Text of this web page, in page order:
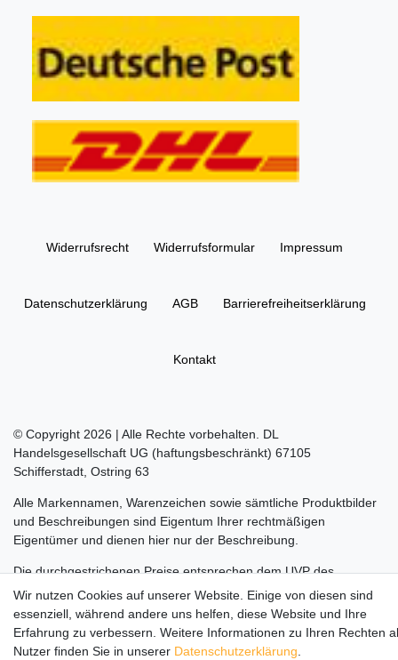
Widerrufs­recht Widerrufs­formular Impressum
Daten­schutz­erklärung AGB Barrierefreiheitserklärung
Kontakt
© Copyright 2026 | Alle Rechte vorbehalten. DL
Handelsgesellschaft UG (haftungsbeschränkt) 67105
Schifferstadt, Ostring 63
Alle Markennamen, Warenzeichen sowie sämtliche Produktbilder
und Beschreibungen sind Eigentum Ihrer rechtmäßigen
Eigentümer und dienen hier nur der Beschreibung.
Die durchgestrichenen Preise entsprechen dem UVP des
Herstellers.
LEGO, das LEGO Logo, die Minifigur, DUPLO, LEGENDS OF
CHIMA, NINJAGO, BIONICLE, MINDSTORMS und MIXELS sind
Wir nutzen Cookies auf unserer Website. Einige von diesen sind
essenziell, während andere uns helfen, diese Website und Ihre
Erfahrung zu verbessern. Weitere Informationen zu Ihren Rechten
Nutzer finden Sie in unserer Daten­schutz­erklärung